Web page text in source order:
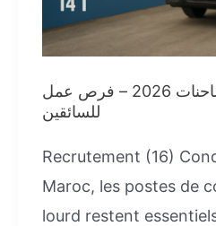
توظيف سائقي الشاحنات 2026 – فرص عمل
للسائقين
Recrutement (16)
Maroc, les postes de
lourd restent